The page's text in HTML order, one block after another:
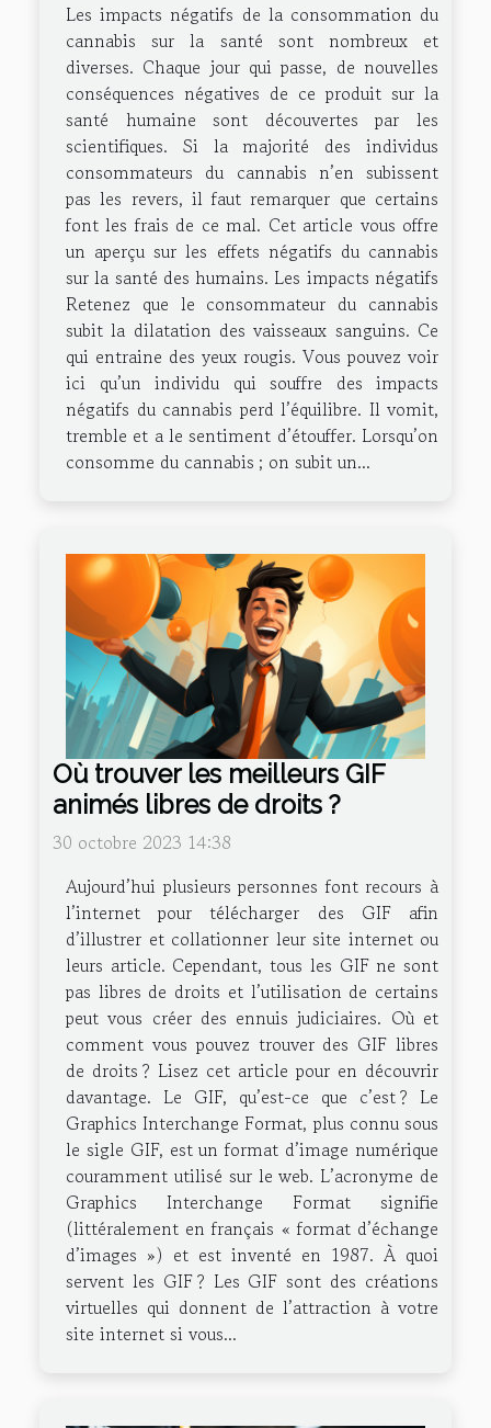
Les impacts négatifs de la consommation du
cannabis sur la santé sont nombreux et
diverses. Chaque jour qui passe, de nouvelles
conséquences négatives de ce produit sur la
santé humaine sont découvertes par les
scientifiques. Si la majorité des individus
consommateurs du cannabis n’en subissent
pas les revers, il faut remarquer que certains
font les frais de ce mal. Cet article vous offre
un aperçu sur les effets négatifs du cannabis
sur la santé des humains. Les impacts négatifs
Retenez que le consommateur du cannabis
subit la dilatation des vaisseaux sanguins. Ce
qui entraine des yeux rougis. Vous pouvez voir
ici qu’un individu qui souffre des impacts
négatifs du cannabis perd l’équilibre. Il vomit,
tremble et a le sentiment d’étouffer. Lorsqu’on
consomme du cannabis ; on subit un...
Où trouver les meilleurs GIF
animés libres de droits ?
30 octobre 2023 14:38
Aujourd’hui plusieurs personnes font recours à
l’internet pour télécharger des GIF afin
d’illustrer et collationner leur site internet ou
leurs article. Cependant, tous les GIF ne sont
pas libres de droits et l’utilisation de certains
peut vous créer des ennuis judiciaires. Où et
comment vous pouvez trouver des GIF libres
de droits ? Lisez cet article pour en découvrir
davantage. Le GIF, qu’est-ce que c’est ? Le
Graphics Interchange Format, plus connu sous
le sigle GIF, est un format d’image numérique
couramment utilisé sur le web. L’acronyme de
Graphics Interchange Format signifie
(littéralement en français « format d’échange
d’images ») et est inventé en 1987. À quoi
servent les GIF ? Les GIF sont des créations
virtuelles qui donnent de l’attraction à votre
site internet si vous...